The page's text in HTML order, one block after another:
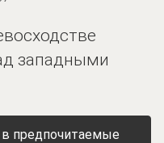
западными
предпочитаемые